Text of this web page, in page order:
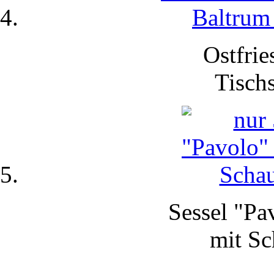
Sessel
mit